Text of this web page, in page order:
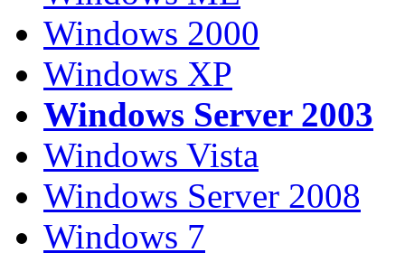
Windows 2000
Windows XP
Windows Server 2003
Windows Vista
Windows Server 2008
Windows 7